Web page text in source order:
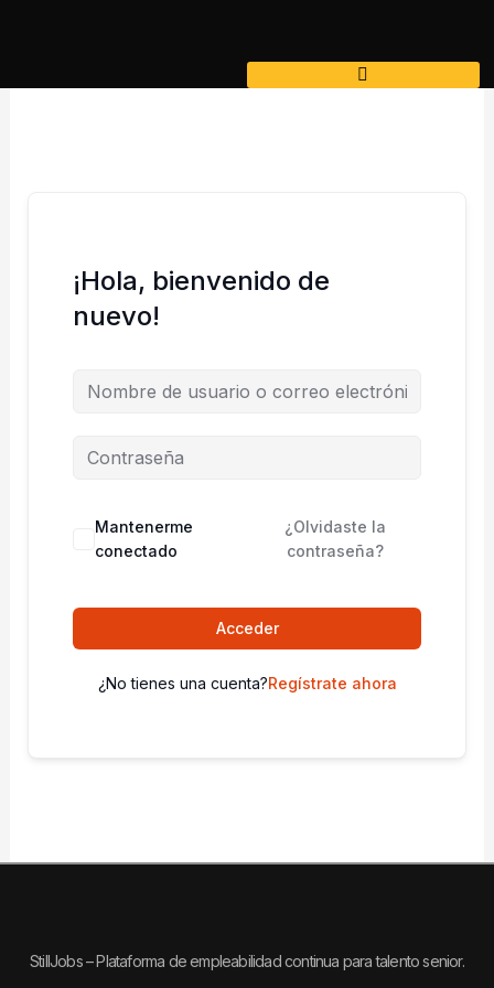
¡Hola, bienvenido de
nuevo!
Mantenerme
conectado
¿Olvidaste la
contraseña?
Acceder
¿No tienes una cuenta?Regístrate ahora
StillJobs – Plataforma de empleabilidad continua para talento senior.